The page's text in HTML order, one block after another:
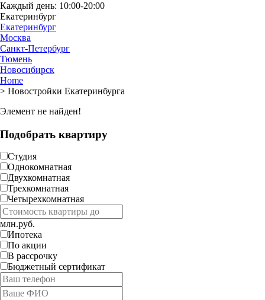
Каждый день: 10:00-20:00
Екатеринбург
Екатеринбург
Москва
Санкт-Петербург
Тюмень
Новосибирск
Home
> Новостройки Екатеринбурга
Элемент не найден!
Подобрать квартиру
Студия
Однокомнатная
Двухкомнатная
Трехкомнатная
Четырехкомнатная
млн.руб.
Ипотека
По акции
В рассрочку
Бюджетный сертификат